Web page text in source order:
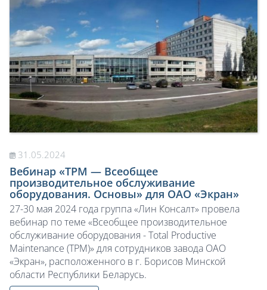
31.05.2024
Вебинар «TPM — Всеобщее
производительное обслуживание
оборудования. Основы» для ОАО «Экран»
27-30 мая 2024 года группа «Лин Консалт» провела
вебинар по теме «Всеобщее производительное
обслуживание оборудования - Total Productive
Maintenance (TPM)» для сотрудников завода ОАО
«Экран», расположенного в г. Борисов Минской
области Республики Беларусь.